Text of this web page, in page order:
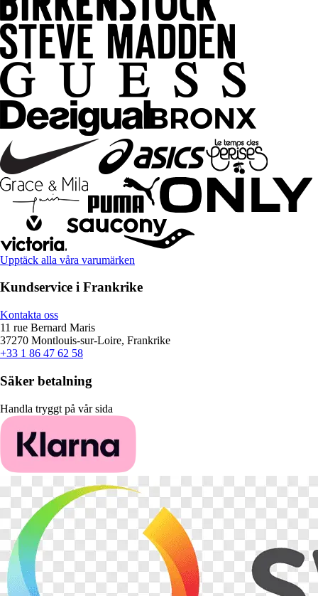
Upptäck alla våra varumärken
Kundservice i Frankrike
Kontakta oss
11 rue Bernard Maris
37270 Montlouis-sur-Loire, Frankrike
+33 1 86 47 62 58
Säker betalning
Handla tryggt på vår sida